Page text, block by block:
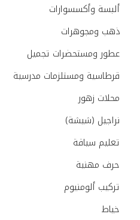
ألبسة وأكسسوارات
ذهب ومجوهرات
عطور ومستحضرات تجميل
قرطاسية ومستلزمات مدرسية
محلات زهور
نراجيل (شيشة)
تعليم سياقة
حرف مهنية
تركيب ألومنيوم
خياط